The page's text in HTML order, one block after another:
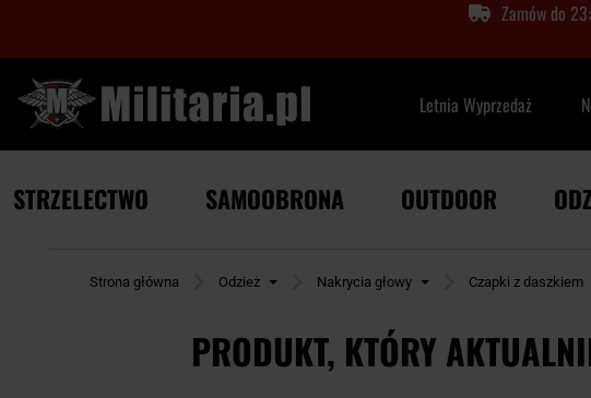
Zamów do
Letnia Wyprzedaż
STRZELECTWO SAMOOBRONA OUTDOOR
Strona główna Odzież Nakrycia głowy Czapki z daszkiem
PRODUKT, KTÓRY